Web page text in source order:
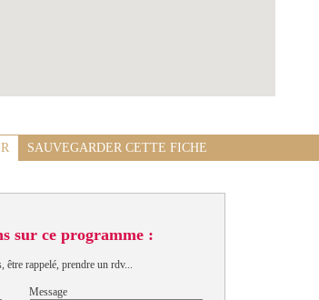
SAUVEGARDER CETTE FICHE
sur ce programme :
être rappelé, prendre un rdv...
Message